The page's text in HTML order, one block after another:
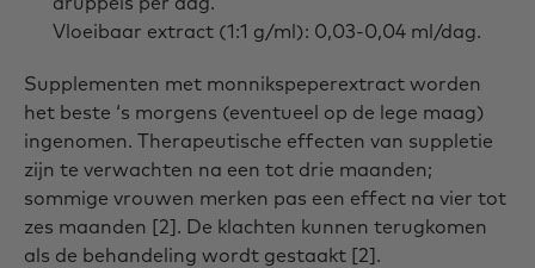
Vloeibaar extract (1:1 g/ml): 0,03-0,04 ml/dag.
Supplementen met monnikspeperextract worden
het beste ‘s morgens (eventueel op de lege maag)
ingenomen. Therapeutische effecten van suppletie
zijn te verwachten na een tot drie maanden;
sommige vrouwen merken pas een effect na vier tot
zes maanden [2]. De klachten kunnen terugkomen
als de behandeling wordt gestaakt [2].